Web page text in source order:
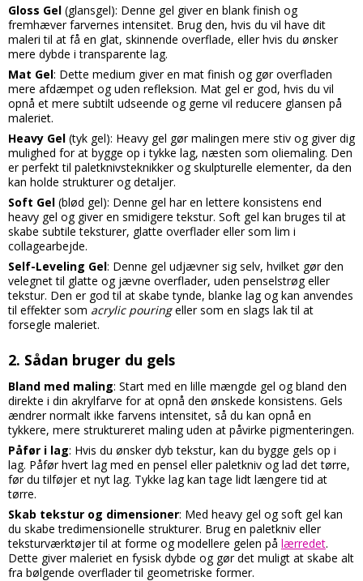
Gloss Gel (glansgel): Denne gel giver en blank finish og
fremhæver farvernes intensitet. Brug den, hvis du vil have dit
maleri til at få en glat, skinnende overflade, eller hvis du ønsker
mere dybde i transparente lag.
Mat Gel: Dette medium giver en mat finish og gør overfladen
mere afdæmpet og uden refleksion. Mat gel er god, hvis du vil
opnå et mere subtilt udseende og gerne vil reducere glansen på
maleriet.
Heavy Gel (tyk gel): Heavy gel gør malingen mere stiv og giver dig
mulighed for at bygge op i tykke lag, næsten som oliemaling. Den
er perfekt til paletknivsteknikker og skulpturelle elementer, da den
kan holde strukturer og detaljer.
Soft Gel (blød gel): Denne gel har en lettere konsistens end
heavy gel og giver en smidigere tekstur. Soft gel kan bruges til at
skabe subtile teksturer, glatte overflader eller som lim i
collagearbejde.
Self-Leveling Gel: Denne gel udjævner sig selv, hvilket gør den
velegnet til glatte og jævne overflader, uden penselstrøg eller
tekstur. Den er god til at skabe tynde, blanke lag og kan anvendes
til effekter som acrylic pouringeller som en slags lak til at
forsegle maleriet.
2. Sådan bruger du gels
Bland med maling: Start med en lille mængde gel og bland den
direkte i din akrylfarve for at opnå den ønskede konsistens. Gels
ændrer normalt ikke farvens intensitet, så du kan opnå en
tykkere, mere struktureret maling uden at påvirke pigmenteringen.
Påfør i lag: Hvis du ønsker dyb tekstur, kan du bygge gels op i
lag. Påfør hvert lag med en pensel eller paletkniv og lad det tørre,
før du tilføjer et nyt lag. Tykke lag kan tage lidt længere tid at
tørre.
Skab tekstur og dimensioner: Med heavy gel og soft gel kan
du skabe tredimensionelle strukturer. Brug en paletkniv eller
teksturværktøjer til at forme og modellere gelen på lærredet.
Dette giver maleriet en fysisk dybde og gør det muligt at skabe alt
fra bølgende overflader til geometriske former.